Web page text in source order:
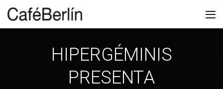
HIPERGÉMINIS
PRESENTA